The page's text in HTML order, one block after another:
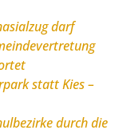
darf
statt Kies –
durch die